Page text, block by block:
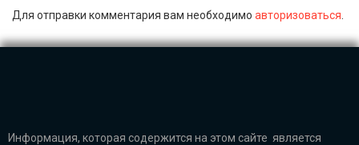
Для отправки комментария вам необходимо авторизоваться
Информация, которая содержится на этом сайте является